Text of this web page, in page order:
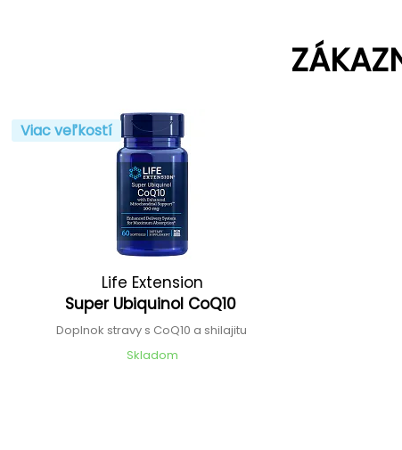
Viac veľkostí
Life Extension
Super Ubiquinol CoQ10
Doplnok stravy s CoQ10 a shilajitu
Skladom